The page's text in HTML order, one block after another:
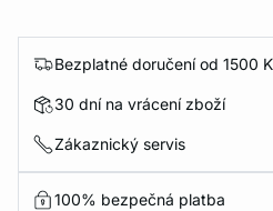
Bezplatné doručení od 1500
30 dní na vrácení zboží
Zákaznický servis
100% bezpečná platba